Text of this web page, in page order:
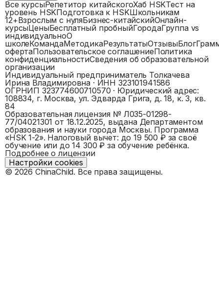
Все курсыРепетитор китайскогоХаб HSKТест на
уровень HSKПодготовка к HSKШкольникам
12+Взрослым с нуляБизнес-китайскийОнлайн-
курсыЦеныБесплатный пробныйГородаГруппа vs
индивидуальноО
школеКомандаМетодикаРезультатыОтзывыБлог
офертаПользовательское соглашениеПолитика
конфиденциальностиСведения об образовательной
организации
Индивидуальный предприниматель Толкачева
Ирина Владимировна· ИНН323101941586
ОГРНИП 323774600710570 · Юридический адрес:
108834, г. Москва, ул. Эдварда Грига, д. 18, к. 3, кв.
84
Образовательная лицензия № Л035-01298-
77/04021301 от 18.12.2025, выдана Департаментом
образования и науки города Москвы. Программа
«HSK 1-2». Налоговый вычет: до 19 500 ₽ за своё
обучение или до 14 300 ₽ за обучение ребёнка.
Подробнее о лицензии
Настройки cookies
© 2026 ChinaChild. Все права защищены.